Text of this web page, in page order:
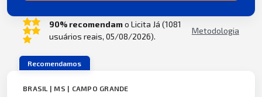
90% recomendamo Licita Já (1081
usuários reais, 05/08/2026).
Metodologia
Recomendamos
BRASIL | MS | CAMPO GRANDE